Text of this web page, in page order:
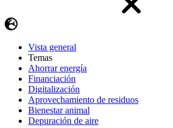
Vista general
Temas
Ahorrar energía
Financiación
Digitalización
Aprovechamiento de residuos
Bienestar animal
Depuración de aire